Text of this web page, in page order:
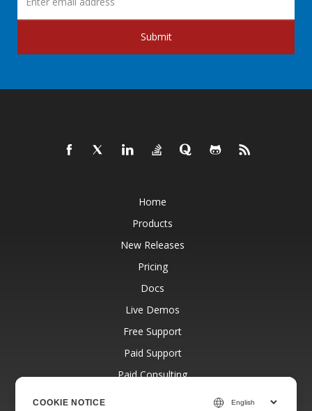
Submit
Home
Products
New Releases
Pricing
Docs
Live Demos
Free Support
Paid Support
Paid Consulting
COOKIE NOTICE